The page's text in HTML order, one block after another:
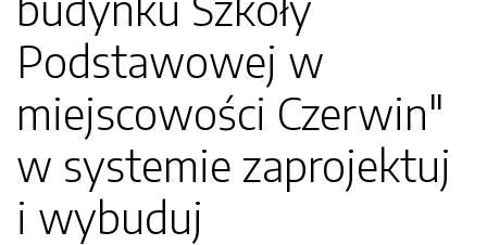
Podstawowej w
miejscowości Czerwin"
w systemie zaprojektuj
i wybuduj